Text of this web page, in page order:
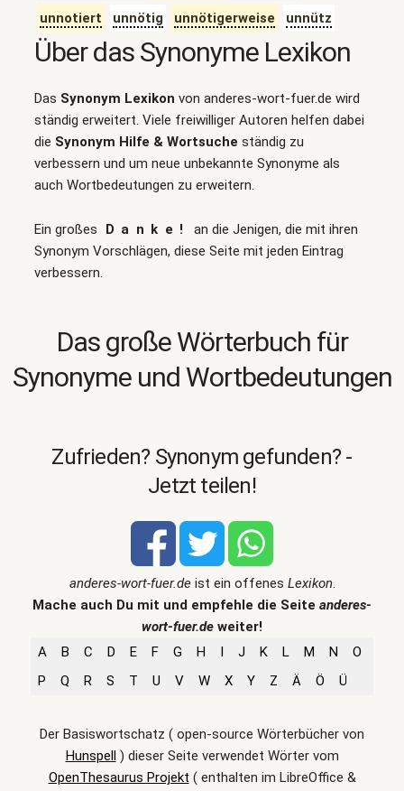
unnotiert
unnötig unnötigerweise unnütz
Über das Synonyme Lexikon
Das Synonym Lexikon von anderes-wort-fuer.de wird
ständig erweitert. Viele freiwilliger Autoren helfen dabei
die Synonym Hilfe & Wortsuche ständig zu
verbessern und um neue unbekannte Synonyme als
auch Wortbedeutungen zu erweitern.
Ein großes Danke!
an die Jenigen, die mit ihren
Synonym Vorschlägen, diese Seite mit jeden Eintrag
verbessern.
Das große Wörterbuch für
Synonyme und Wortbedeutungen
Zufrieden? Synonym gefunden? -
Jetzt teilen!
anderes-wort-fuer.deist ein offenes Lexikon.
Mache auch Du mit und empfehle die Seite anderes-
wort-fuer.de weiter!
A
B C D E F G H I J K L M N
O
P
Q R S T U V W X Y Z Ä Ö Ü
Der Basiswortschatz ( open-source Wörterbücher von
Hunspell) dieser Seite verwendet Wörter vom
OpenThesaurus Projekt ( enthalten im LibreOffice &